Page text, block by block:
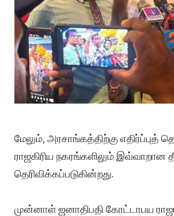
மேலும், அரசாங்கத்திற்கு எதிர்ப்புத்
ராஜகிரிய நகரங்களிலும்
தெரிவிக்கப்படுகின்றது.
முன்னாள் ஜனாதிபதி கோட்டாபய